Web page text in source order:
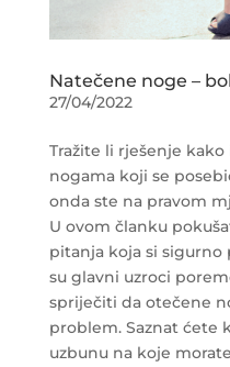
Natečene noge –
27/04/2022
Tražite li rješenje
nogama koji se
onda ste na pravom
U ovom članku
pitanja koja si
su glavni uzroci
spriječiti da otečene
problem. Saznat ćete
uzbunu na koje